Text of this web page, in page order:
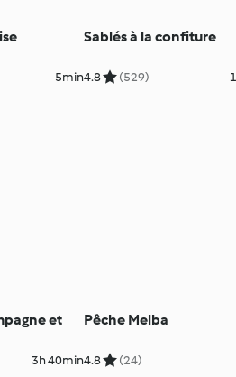
5min
Sablés à la confiture
4.8 (529)
et
3h 40min
Pêche Melba
4.8 (24)